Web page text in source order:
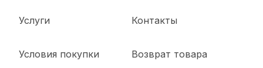
Услуги
Условия покупки
Контакты
Возврат товара